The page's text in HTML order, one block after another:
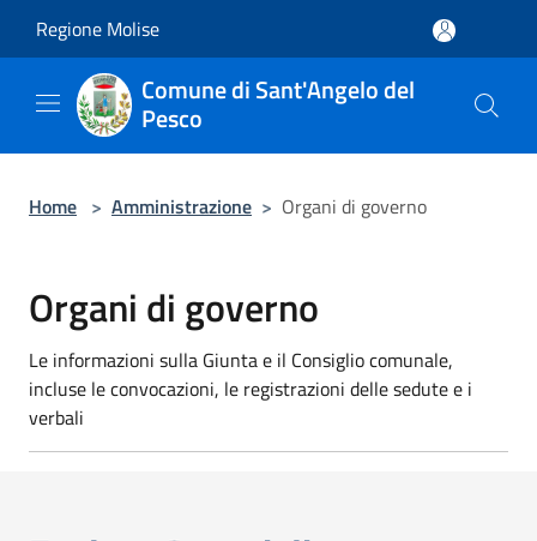
Regione Molise
Comune di Sant'Angelo del
Pesco
Home > Amministrazione > Organi di governo
Organi di governo
Le informazioni sulla Giunta e il Consiglio comunale,
incluse le convocazioni, le registrazioni delle sedute e i
verbali